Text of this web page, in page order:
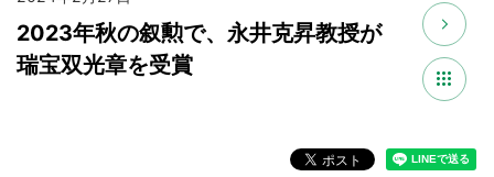
2023年秋の叙勲で、永井克昇教授が
瑞宝双光章を受賞